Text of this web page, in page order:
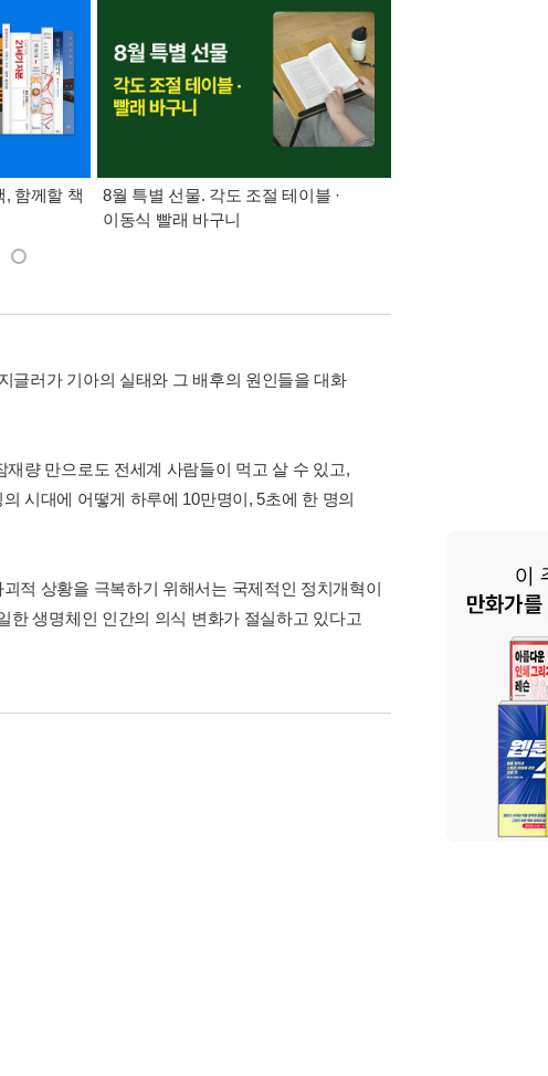
, 함께할 책
8월 특별 선물. 각도 조절 테이블 ·
이동식 빨래 바구니
글러가 기아의 실태와 그 배후의 원인들을 대화
량 만으로도 전세계 사람들이 먹고 살 수 있고,
시대에 어떻게 하루에 10만명이, 5초에 한 명의
적 상황을 극복하기 위해서는 국제적인 정치개혁이
한 생명체인 인간의 의식 변화가 절실하고 있다고